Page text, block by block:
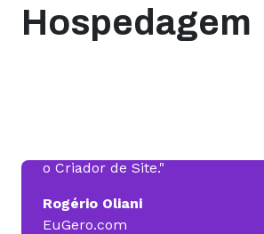
Hospedagem
o Criador de Site."
Rogério Oliani
EuGero.com